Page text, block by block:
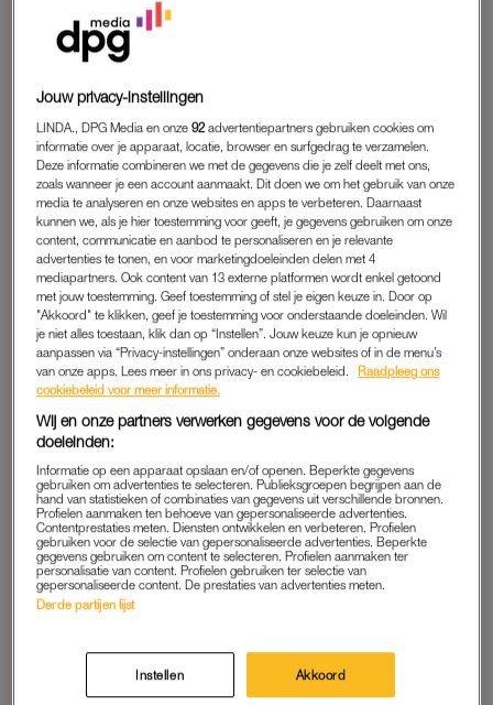
failliet was, waardoor duizenden werknemers zonder
waarschuwing hun baan verloren. Eén van die mensen was de
30-jarige operationeel medewerker Amber Lendof Vargas.
Zonder vooruitzicht op een inkomen, maakte ze een
aan om haar maandelijkse kosten van
1600 dollar te dekken tot ze nieuw werk had. De link naar de
inzamelingsactie stuurde ze ook naar influencer James
Charles. En daar ging het vervolgens mis.
Charles reageerde op het bericht met een video, een reactie
die kijkers nu als ‘walgelijk’ en ‘ongevoelig’ bestempelen. Hij
maakte Vargas belachelijk: “Weet je wat je ook zou helpen?
Een baan vinden. Probeer dat eens”, zei hij in de reeds
verwijderde post. “Dat heb je niet gedaan, omdat je een lui
stuk vreten bent. Je denkt dat je overal recht op hebt en dat
influencersen beroemdheden jouw leven voor je moeten
financieren.”
Vrijwel meteen nadat Charles de post online zette, werd hij
overspoeld met kritiek van zijn volgers. Ze noemden hem
ongevoelig, dom, walgelijk, asociaal en bevoorrecht. Ook lieten
ze weten dat hij de grip op de realiteit kwijt was, als hij dacht
dat je met je vingers kon knippen om een nieuwe baan te
vinden. Inmiddels is de woede richting Charles verandert in
Jouw privacy-instellingen
LINDA., DPG Media en onze92 advertentiepartners gebruiken cookies om
informatie over je apparaat, locatie, browser en surfgedrag te verzamelen.
Deze informatie combineren we met de gegevens die je zelf deelt met ons,
zoals wanneer je een account aanmaakt. Dit doen we om het gebruik van onze
media te analyseren en onze websites en apps te verbeteren. Daarnaast
kunnen we, als je hier toestemming voor geeft, je gegevens gebruiken om onze
content, communicatie en aanbod te personaliseren en je relevante
advertenties te tonen, en voor marketingdoeleinden delen met 4
mediapartners. Ook content van 13 externe platformen wordt enkel getoond
met jouw toestemming. Geef toestemming of stel je eigen keuze in. Door op
"Akkoord" te klikken, geef je toestemming voor onderstaande doeleinden. Wil
je niet alles toestaan, klik dan op “Instellen”. Jouw keuze kun je opnieuw
aanpassen via “Privacy-instellingen” onderaan onze websites of in de menu’s
van onze apps. Lees meer in ons privacy- en cookiebeleid.
Raadpleeg ons
cookiebeleid voor meer informatie.
Wij en onze partners verwerken gegevens voor de volgende
doeleinden:
Informatie op een apparaat opslaan en/of openen. Beperkte gegevens
gebruiken om advertenties te selecteren. Publieksgroepen begrijpen aan de
hand van statistieken of combinaties van gegevens uit verschillende bronnen.
Profielen aanmaken ten behoeve van gepersonaliseerde advertenties.
Contentprestaties meten. Diensten ontwikkelen en verbeteren. Profielen
gebruiken voor de selectie van gepersonaliseerde advertenties. Beperkte
gegevens gebruiken om content te selecteren. Profielen aanmaken ter
personalisatie van content. Profielen gebruiken ter selectie van
gepersonaliseerde content. De prestaties van advertenties meten.
Derde partijen lijst
Instellen Akkoord